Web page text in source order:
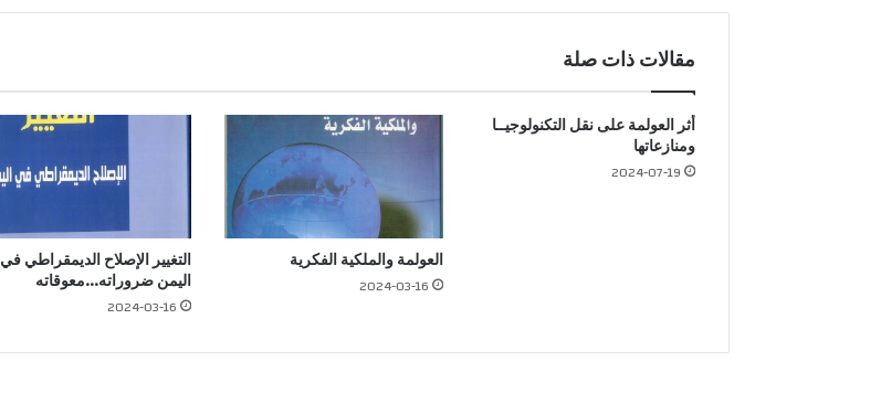
مقالات ذات صلة
أثر العولمة على نقل التكنولوجيــا
ومنازعاتها
2024-07-19
العولمة والملكية الفكرية
2024-03-16
التغيير الإصلاح الديمقراطي في
اليمن ضروراته…معوقاته
2024-03-16